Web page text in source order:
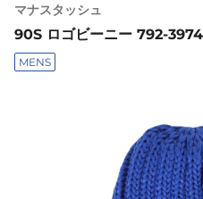
マナスタッシュ
90S ロゴビーニー 792-
MENS